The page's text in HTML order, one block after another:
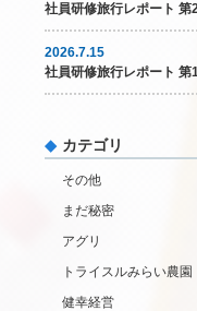
社員研修旅行レポート 第
2026.7.15
社員研修旅行レポート 第
カテゴリ
その他
まだ秘密
アグリ
トライスルみらい農園
健幸経営